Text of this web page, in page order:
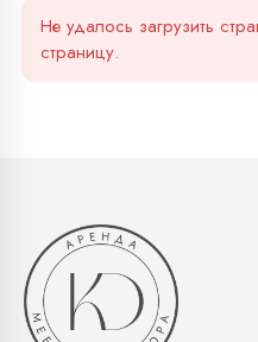
Не удалось загрузить
страницу.